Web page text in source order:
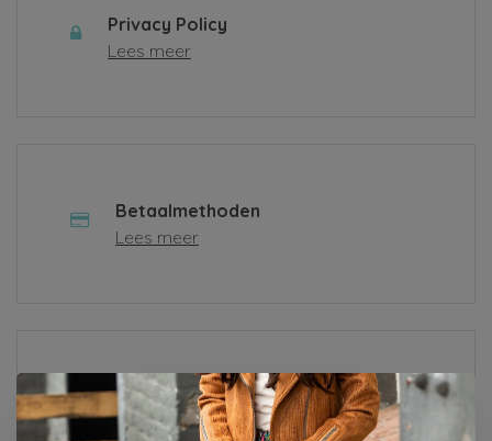
Privacy Policy
Lees meer
Betaalmethoden
Lees meer
Over ons
Lees meer